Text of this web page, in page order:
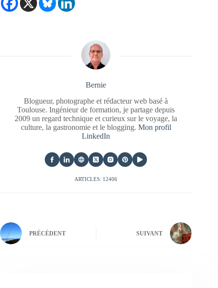
Bernie
Blogueur, photographe et rédacteur web basé à
Toulouse. Ingénieur de formation, je partage depuis
2009 un regard technique et curieux sur le voyage, la
culture, la gastronomie et le blogging. Mon profil
LinkedIn
ARTICLES: 12406
PRÉCÉDENT SUIVANT